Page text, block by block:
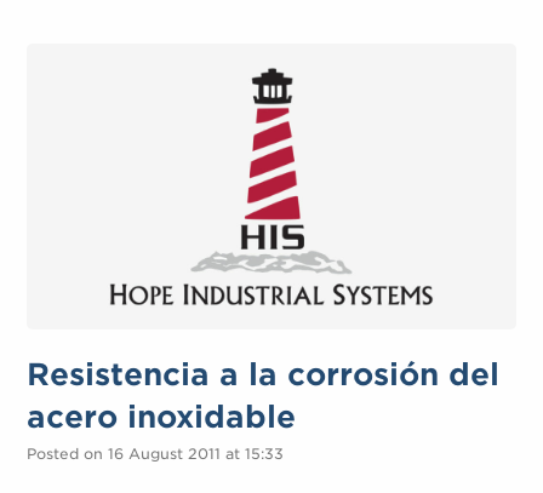
Resistencia a la corrosión del
acero inoxidable
Posted on 16 August 2011 at 15:33